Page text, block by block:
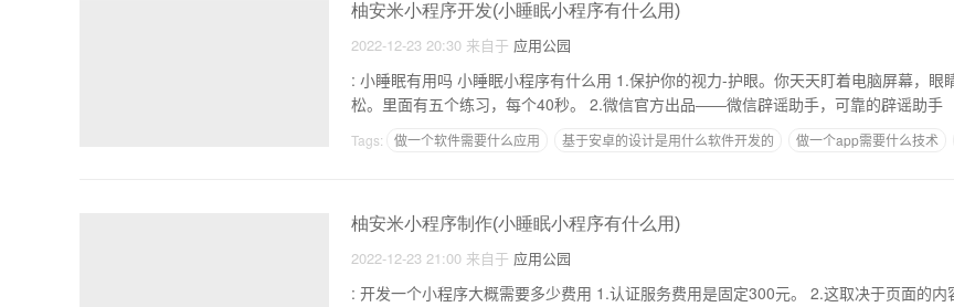
柚安米小程序开发(小睡眠小程序有什么用)
2022-12-23 20:30 来自于 应用公园
: 小睡眠有用吗 小睡眠小程序有什么用 1.保护你的视力-护眼。你天天盯着电脑屏幕，眼睛都快累了。试试护眼放
松。里面有五个练习，每个40秒。 2.微信官方出品――微信辟谣助手，可靠的辟谣助手
Tags: 做一个软件需要什么应用 基于安卓的设计是用什么软件开发的 做一个app需要什么技术
柚安米小程序制作(小睡眠小程序有什么用)
2022-12-23 21:00 来自于 应用公园
: 开发一个小程序大概需要多少费用 1.认证服务费用是固定300元。 2.这取决于页面的内容和页面的复杂程度。一